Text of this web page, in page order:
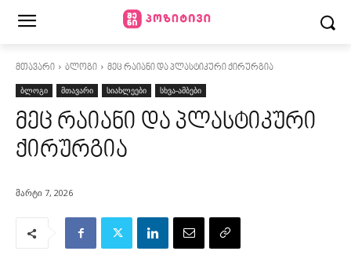
მთავარი ბლოგი მეც რაიანი და პლასტიკური ქირურგია
ბლოგი მთავარი სიახლეები სხვა-ამბები
მეც რაიანი და პლასტიკური
ქირურგია
მარტი 7, 2026